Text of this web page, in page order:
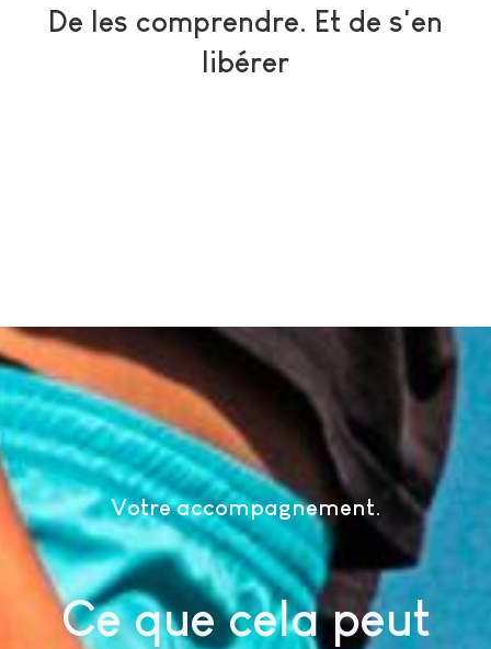
De les comprendre. Et de s'en
libérer
Votre accompagnement
Ce que cela peut